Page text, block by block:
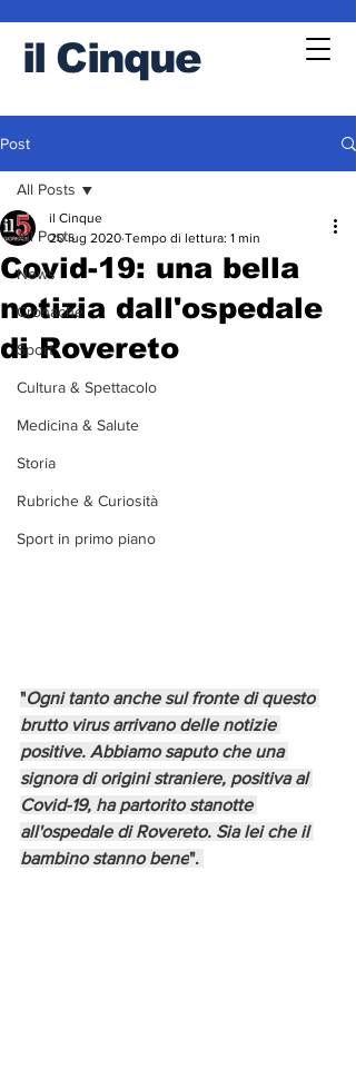
il Cinque
Post
All Posts
News
Cronache
Sport
Cultura & Spettacolo
Medicina & Salute
Storia
Rubriche & Curiosità
Sport in primo piano
All Posts
Covid-19: una bella
notizia dall'ospedale
di Rovereto
il Cinque
20 lug 2020 Tempo di lettura: 1 min
"Ogni tanto anche sul fronte di questo
brutto virus arrivano delle notizie
positive. Abbiamo saputo che una
signora di origini straniere, positiva al
Covid-19, ha partorito stanotte
all'ospedale di Rovereto. Sia lei che il
bambino stanno bene".